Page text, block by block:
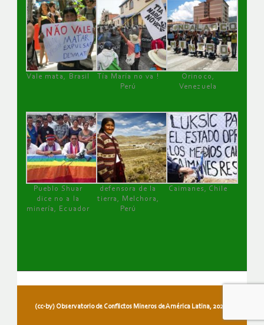
Vale mata, Brasil
Tía María no va !
Perú
Orinoco,
Venezuela
Pueblo Shuar
dice no a la
minería, Ecuador
defensora de la
tierra, Melchora,
Perú
Caimanes, Chile
(cc-by) Observatorio de Conflictos Mineros de América Latina, 2026